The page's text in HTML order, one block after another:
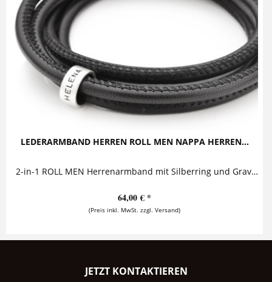
LEDERARMBAND HERREN ROLL MEN NAPPA HERREN...
2-in-1 ROLL MEN Herrenarmband mit Silberring und Gravur Dieses stylische Lederarmband für Herren besteht aus zwei Nappalederbändern, die von...
64,00 € *
(Preis inkl. MwSt. zzgl. Versand)
JETZT KONTAKTIEREN